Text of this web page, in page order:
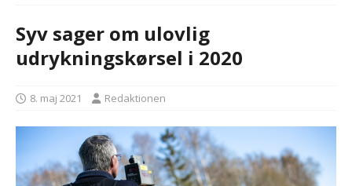
Syv sager om ulovlig
udrykningskørsel i 2020
8. maj 2021 Redaktionen